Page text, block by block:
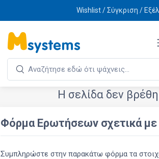
Wishlist / Σύγκριση /
Η σελίδα δεν
Φόρμα Ερωτήσεων σχετικά με
Συμπληρώστε στην παρακάτω φόρμα τα